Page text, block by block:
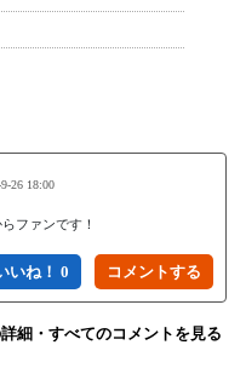
26 18:00
ファンです！
いね！ 0
細・すべてのコメントを見る